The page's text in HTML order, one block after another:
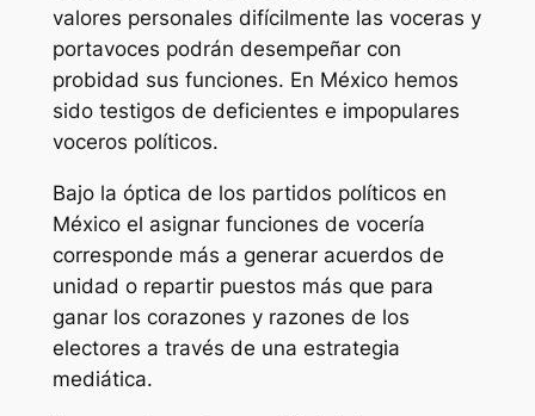
valores personales difícilmente las voceras y
portavoces podrán desempeñar con
probidad sus funciones. En México hemos
sido testigos de deficientes e impopulares
voceros políticos.
Bajo la óptica de los partidos políticos en
México el asignar funciones de vocería
corresponde más a generar acuerdos de
unidad o repartir puestos más que para
ganar los corazones y razones de los
electores a través de una estrategia
mediática.